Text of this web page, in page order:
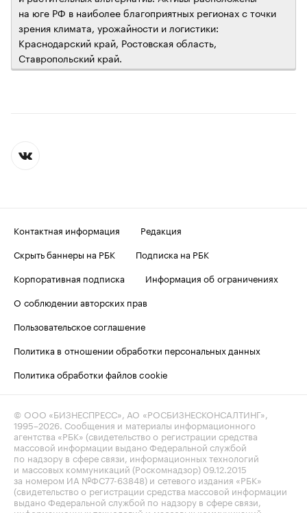
на юге РФ в наиболее благоприятных регионах с точки
зрения климата, урожайности и логистики:
Краснодарский край, Ростовская область,
Ставропольский край.
Контактная информация
Редакция
Скрыть баннеры на РБК
Подписка на РБК
Корпоративная подписка
Информация об ограничениях
О соблюдении авторских прав
Пользовательское соглашение
Политика в отношении обработки персональных данных
Политика обработки файлов cookie
© ООО «БИЗНЕСПРЕСС», АО «РОСБИЗНЕСКОНСАЛТИНГ»,
1995–2026. Сообщения и материалы информационного
агентства «РБК» (свидетельство о регистрации средства
массовой информации выдано Федеральной службой
по надзору в сфере связи, информационных технологий
и массовых коммуникаций (Роскомнадзор) 09.12.2015
за номером ИА №ФС77-63848) и сетевого издания «РБК»
(свидетельство о регистрации средства массовой информации
выдано Федеральной службой по надзору в сфере связи,